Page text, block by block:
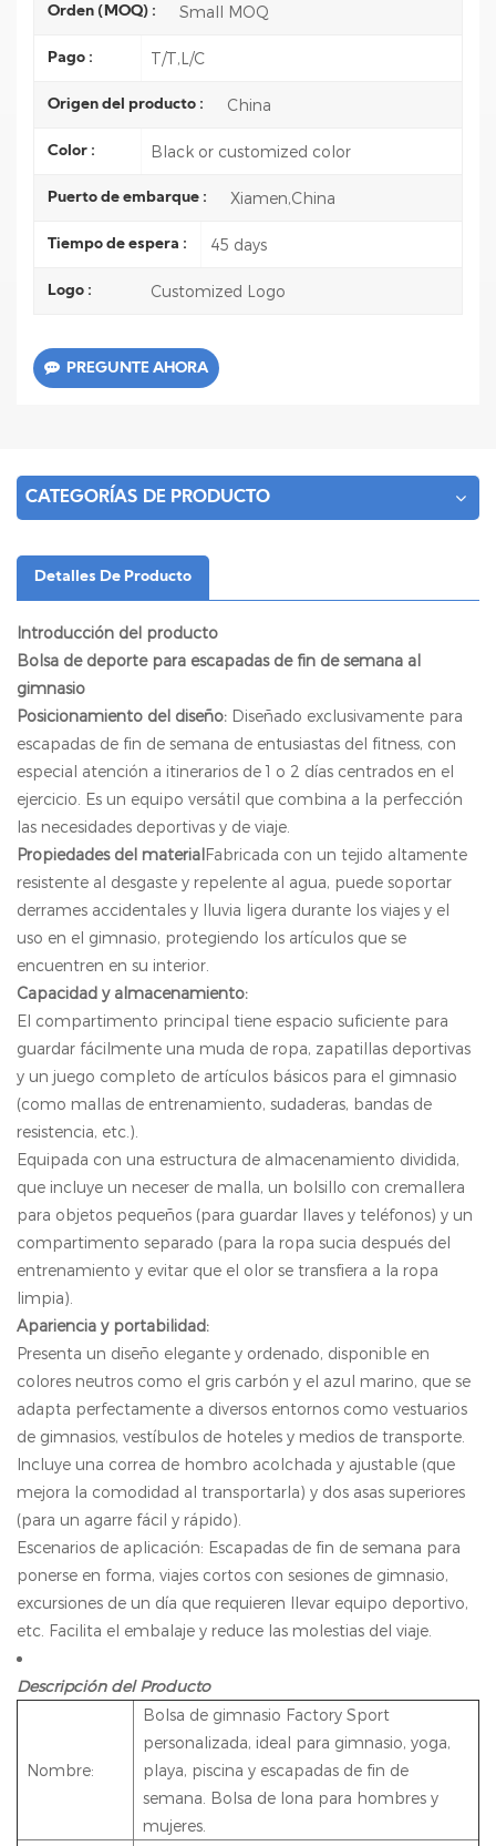
Orden (MOQ) : Small MOQ
Pago : T/T,L/C
Origen del producto : China
Color : Black or customized color
Puerto de embarque : Xiamen,China
Tiempo de espera : 45 days
Logo : Customized Logo
PREGUNTE AHORA
CATEGORÍAS DE PRODUCTO
Detalles De Producto
Introducción del producto
Bolsa de deporte para escapadas de fin de semana al
gimnasio
Posicionamiento del diseño: Diseñado exclusivamente para
escapadas de fin de semana de entusiastas del fitness, con
especial atención a itinerarios de 1 o 2 días centrados en el
ejercicio. Es un equipo versátil que combina a la perfección
las necesidades deportivas y de viaje.
Propiedades del materialFabricada con un tejido altamente
resistente al desgaste y repelente al agua, puede soportar
derrames accidentales y lluvia ligera durante los viajes y el
uso en el gimnasio, protegiendo los artículos que se
encuentren en su interior.
Capacidad y almacenamiento:
El compartimento principal tiene espacio suficiente para
guardar fácilmente una muda de ropa, zapatillas deportivas
y un juego completo de artículos básicos para el gimnasio
(como mallas de entrenamiento, sudaderas, bandas de
resistencia, etc.).
Equipada con una estructura de almacenamiento dividida,
que incluye un neceser de malla, un bolsillo con cremallera
para objetos pequeños (para guardar llaves y teléfonos) y un
compartimento separado (para la ropa sucia después del
entrenamiento y evitar que el olor se transfiera a la ropa
limpia).
Apariencia y portabilidad:
Presenta un diseño elegante y ordenado, disponible en
colores neutros como el gris carbón y el azul marino, que se
adapta perfectamente a diversos entornos como vestuarios
de gimnasios, vestíbulos de hoteles y medios de transporte.
Incluye una correa de hombro acolchada y ajustable (que
mejora la comodidad al transportarla) y dos asas superiores
(para un agarre fácil y rápido).
Escenarios de aplicación: Escapadas de fin de semana para
ponerse en forma, viajes cortos con sesiones de gimnasio,
excursiones de un día que requieren llevar equipo deportivo,
etc. Facilita el embalaje y reduce las molestias del viaje.
Descripción del Producto
Nombre:
Bolsa de gimnasio Factory Sport
personalizada, ideal para gimnasio, yoga,
playa, piscina y escapadas de fin de
semana. Bolsa de lona para hombres y
mujeres.